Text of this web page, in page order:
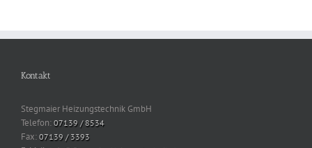
Kontakt
Stegmaier Heizungstechnik GmbH
Telefon: 07139 / 8534
Fax: 07139 / 3393